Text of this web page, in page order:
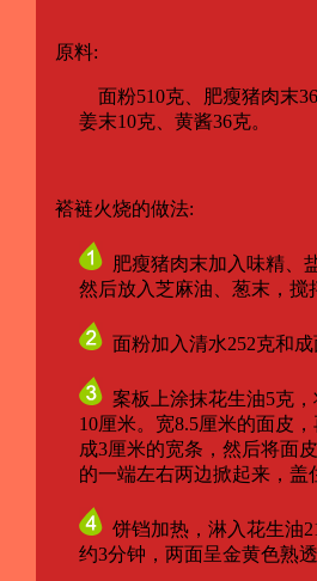
原料:
面粉510克、肥瘦猪肉末360
姜末10克、黄酱36克。
褡裢火烧的做法:
肥瘦猪肉末加入味精、
然后放入芝麻油、葱末，搅拌
面粉加入清水252克和
案板上涂抹花生油5克
10厘米。宽8.5厘米的面皮，
成3厘米的宽条，然后将面皮
的一端左右两边掀起来，盖
饼铛加热，淋入花生油
约3分钟，两面呈金黄色熟透